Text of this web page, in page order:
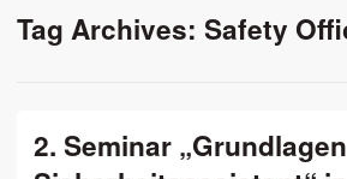
Tag Archives: Safety
2. Seminar „Grundlagen